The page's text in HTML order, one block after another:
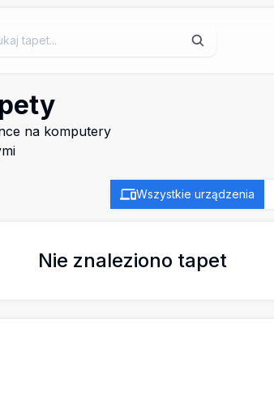
na komputery
Wszystkie urządzenia
Nie znaleziono tapet